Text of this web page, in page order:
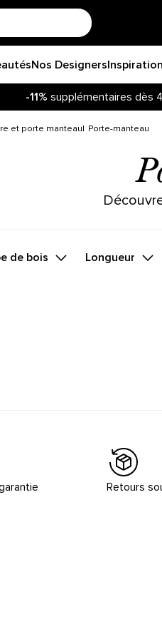
Nos DesignersInspiration
-11% supplémentaires dès
et porte manteau Porte-manteau
de bois Longueur
Retours